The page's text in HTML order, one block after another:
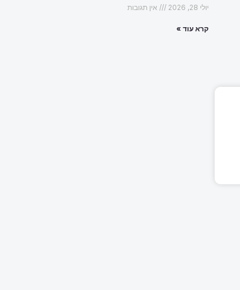
יולי 28, 2026 אין תגובות
קרא עוד »